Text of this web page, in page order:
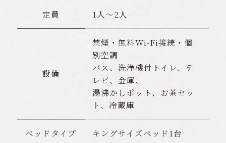
定員 1人〜2人
設備
禁煙・無料Wi-Fi接続・個
別空調
バス、洗浄機付トイレ、テ
レビ、金庫、
湯沸かしポット、お茶セッ
ト、冷蔵庫
ベッドタイプ キングサイズベッド1台